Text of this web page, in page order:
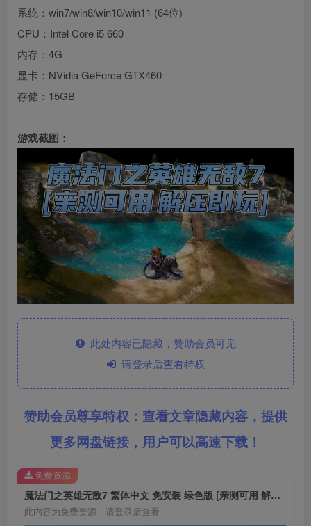
系统：win7/win8/win10/win11 (64位)
CPU：Intel Core i5 660
内存：4G
显卡：NVidia GeForce GTX460
存储：15GB
游戏截图：
此处内容已隐藏，赞助会员可见
请登录后查看特权
赞助会员尊享特权：查看文章隐藏内容，提供
更多网盘链接，用户可以高速下载！
魔法门之英雄无敌7 繁体中文 免安装 绿色版 [亲测可用 解压即玩]【13.6GB】
此内容为免费资源，请登录后查看
免费资源